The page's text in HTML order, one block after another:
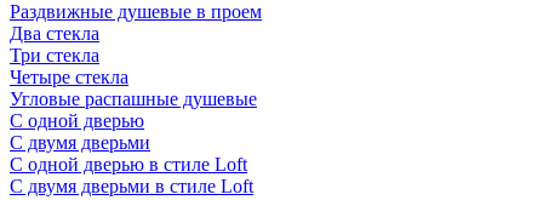
Раздвижные душевые в проем
Два стекла
Три стекла
Четыре стекла
Угловые распашные душевые
С одной дверью
С двумя дверьми
С одной дверью в стиле Loft
С двумя дверьми в стиле Loft